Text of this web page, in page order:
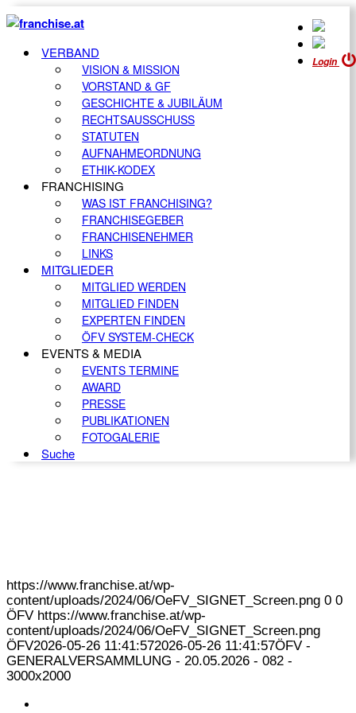
Login
VERBAND
VISION & MISSION
VORSTAND & GF
GESCHICHTE & JUBILÄUM
RECHTSAUSSCHUSS
STATUTEN
AUFNAHMEORDNUNG
ETHIK-KODEX
FRANCHISING
WAS IST FRANCHISING?
FRANCHISEGEBER
FRANCHISENEHMER
LINKS
MITGLIEDER
MITGLIED WERDEN
MITGLIED FINDEN
EXPERTEN FINDEN
ÖFV SYSTEM-CHECK
EVENTS & MEDIA
EVENTS TERMINE
AWARD
PRESSE
PUBLIKATIONEN
FOTOGALERIE
Suche
https://www.franchise.at/wp-
content/uploads/2024/06/OeFV_SIGNET_Screen.png 0 0
ÖFV https://www.franchise.at/wp-
content/uploads/2024/06/OeFV_SIGNET_Screen.png
ÖFV2026-05-26 11:41:572026-05-26 11:41:57ÖFV -
GENERALVERSAMMLUNG - 20.05.2026 - 082 -
3000x2000